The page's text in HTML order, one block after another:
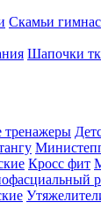
Скамьи
Шапочки
тренажеры
Кросс фит